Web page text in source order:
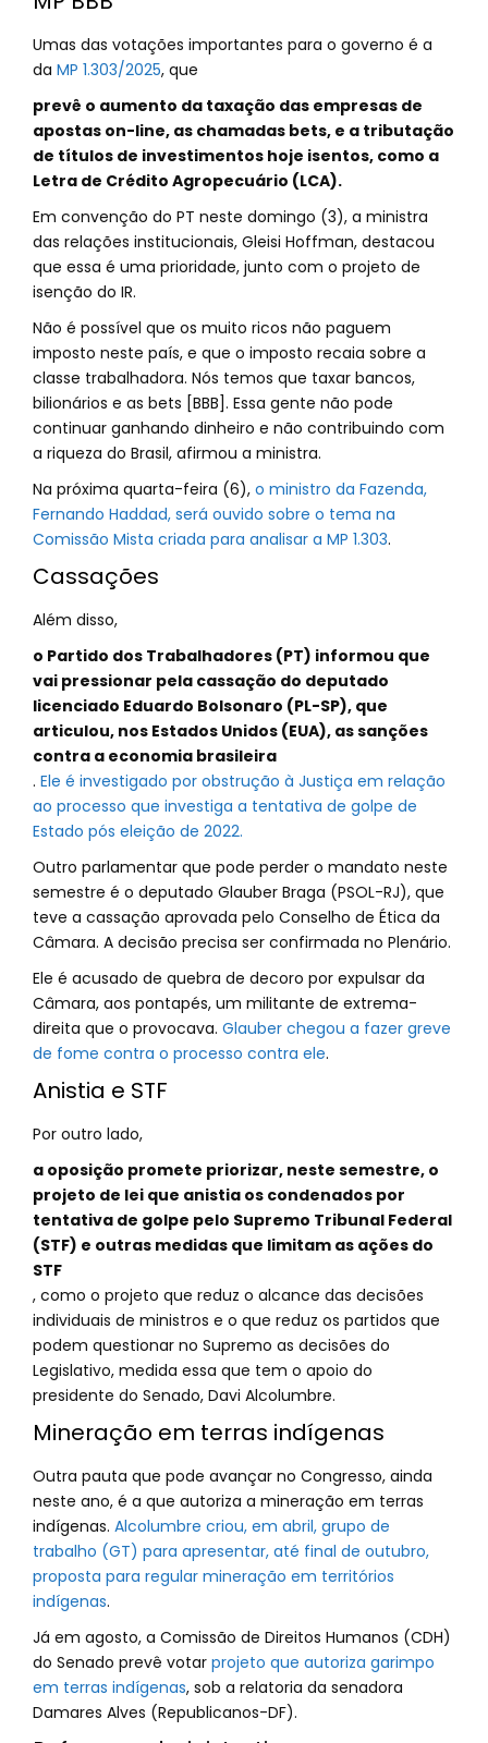
Umas das votações importantes para o governo é a
da MP 1.303/2025, que
prevê o aumento da taxação das empresas de
apostas on-line, as chamadas bets, e a tributação
de títulos de investimentos hoje isentos, como a
Letra de Crédito Agropecuário (LCA).
Em convenção do PT neste domingo (3), a ministra
das relações institucionais, Gleisi Hoffman, destacou
que essa é uma prioridade, junto com o projeto de
isenção do IR.
Não é possível que os muito ricos não paguem
imposto neste país, e que o imposto recaia sobre a
classe trabalhadora. Nós temos que taxar bancos,
bilionários e as bets [BBB]. Essa gente não pode
continuar ganhando dinheiro e não contribuindo com
a riqueza do Brasil, afirmou a ministra.
Na próxima quarta-feira (6), o ministro da Fazenda,
Fernando Haddad, será ouvido sobre o tema na
Comissão Mista criada para analisar a MP 1.303.
Cassações
Além disso,
o Partido dos Trabalhadores (PT) informou que
vai pressionar pela cassação do deputado
licenciado Eduardo Bolsonaro (PL-SP), que
articulou, nos Estados Unidos (EUA), as sanções
contra a economia brasileira
. Ele é investigado por obstrução à Justiça em relação
ao processo que investiga a tentativa de golpe de
Estado pós eleição de 2022.
Outro parlamentar que pode perder o mandato neste
semestre é o deputado Glauber Braga (PSOL-RJ), que
teve a cassação aprovada pelo Conselho de Ética da
Câmara. A decisão precisa ser confirmada no Plenário.
Ele é acusado de quebra de decoro por expulsar da
Câmara, aos pontapés, um militante de extrema-
direita que o provocava. Glauber chegou a fazer greve
de fome contra o processo contra ele.
Anistia e STF
Por outro lado,
a oposição promete priorizar, neste semestre, o
projeto de lei que anistia os condenados por
tentativa de golpe pelo Supremo Tribunal Federal
(STF) e outras medidas que limitam as ações do
STF
, como o projeto que reduz o alcance das decisões
individuais de ministros e o que reduz os partidos que
podem questionar no Supremo as decisões do
Legislativo, medida essa que tem o apoio do
presidente do Senado, Davi Alcolumbre.
Mineração em terras indígenas
Outra pauta que pode avançar no Congresso, ainda
neste ano, é a que autoriza a mineração em terras
indígenas. Alcolumbre criou, em abril, grupo de
trabalho (GT) para apresentar, até final de outubro,
proposta para regular mineração em territórios
indígenas.
Já em agosto, a Comissão de Direitos Humanos (CDH)
do Senado prevê votar projeto que autoriza garimpo
em terras indígenas, sob a relatoria da senadora
Damares Alves (Republicanos-DF).